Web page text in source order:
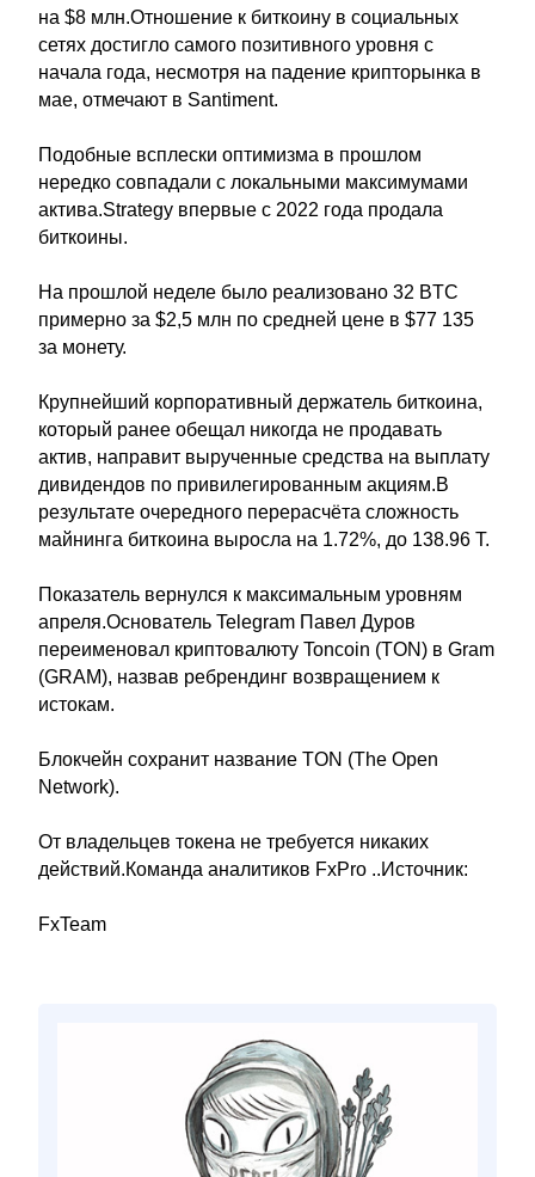
на $8 млн.Отношение к биткоину в социальных
сетях достигло самого позитивного уровня с
начала года, несмотря на падение крипторынка в
мае, отмечают в Santiment.
Подобные всплески оптимизма в прошлом
нередко совпадали с локальными максимумами
актива.Strategy впервые с 2022 года продала
биткоины.
На прошлой неделе было реализовано 32 BTC
примерно за $2,5 млн по средней цене в $77 135
за монету.
Крупнейший корпоративный держатель биткоина,
который ранее обещал никогда не продавать
актив, направит вырученные средства на выплату
дивидендов по привилегированным акциям.В
результате очередного перерасчёта сложность
майнинга биткоина выросла на 1.72%, до 138.96 T.
Показатель вернулся к максимальным уровням
апреля.Основатель Telegram Павел Дуров
переименовал криптовалюту Toncoin (TON) в Gram
(GRAM), назвав ребрендинг возвращением к
истокам.
Блокчейн сохранит название TON (The Open
Network).
От владельцев токена не требуется никаких
действий.Команда аналитиков FxPro ..Источник:
FxTeam